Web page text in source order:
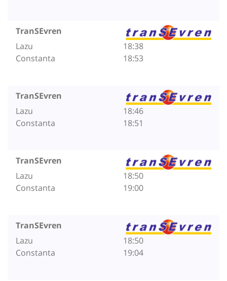
TranSEvren
Lazu
Constanta
18:38
18:53
TranSEvren
Lazu
Constanta
18:46
18:51
TranSEvren
Lazu
Constanta
18:50
19:00
TranSEvren
Lazu
Constanta
18:50
19:04